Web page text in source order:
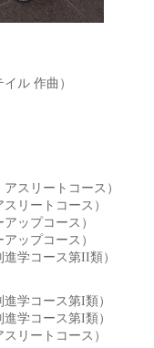
ル 作曲）
スリートコース）
リートコース）
ップコース）
ップコース）
学コース第II類）
学コース第I類）
学コース第I類）
リートコース）